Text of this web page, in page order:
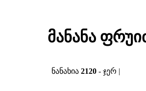
მანანა
ნანახია 2120 - ჯერ |